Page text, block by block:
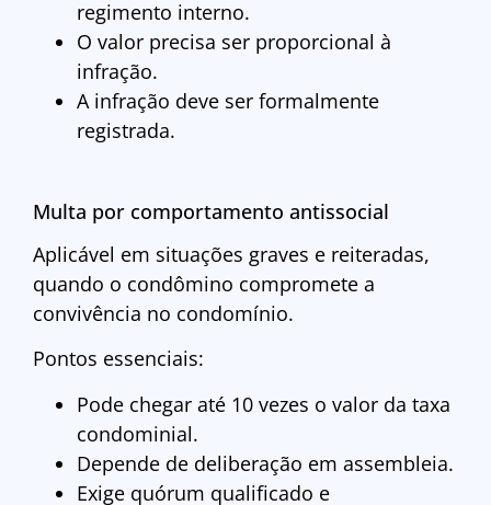
regimento interno.
O valor precisa ser proporcional à
infração.
A infração deve ser formalmente
registrada.
Multa por comportamento antissocial
Aplicável em situações graves e reiteradas,
quando o condômino compromete a
convivência no condomínio.
Pontos essenciais:
Pode chegar até 10 vezes o valor da taxa
condominial.
Depende de deliberação em assembleia.
Exige quórum qualificado e